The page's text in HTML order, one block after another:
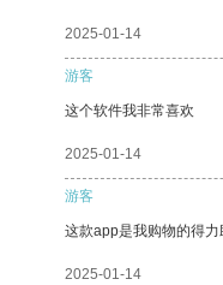
2025-01-14
游客
这个软件我非常喜欢
2025-01-14
游客
这款app是我购物的得
2025-01-14